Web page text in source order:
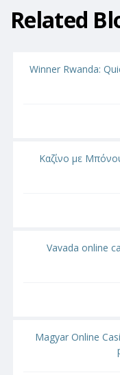
Related
Winner Rwanda:
Καζίνο με
Vavada online
Magyar Online